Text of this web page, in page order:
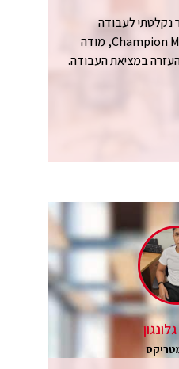
נקלטתי לעבודה
כמתכנתת בחברת Champion Motors, מודה
במציאת העבודה.